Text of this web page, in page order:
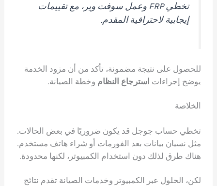
تخطي FRP وعمل سوفت وير، مع تقييمات
إيجابية لاحترافية المقدم.
للحصول على نتيجة مضمونة، تأكد من أن مزود الخدمة
يوضح إجراءات استرجاع النظام وخطة الصيانة.
الخلاصة
تخطي حساب جوجل قد يكون ضروريًا في بعض الحالات.
مثل نسيان بيانات بعد الفورمات أو شراء هاتف مستخدم.
هناك طرق لذلك دون استخدام الكمبيوتر، لكنها محدودة.
لكن، الحلول عبر الكمبيوتر وخدمات الصيانة تقدم نتائج